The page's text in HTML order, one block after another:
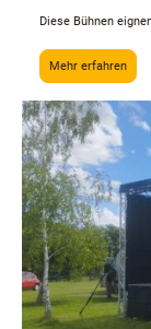
Diese Bühnen
Mehr erfahren